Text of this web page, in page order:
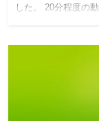
した。 20分程度の